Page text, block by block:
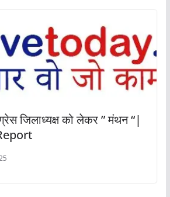
जिलाध्यक्ष को लेकर ” मंथन “|